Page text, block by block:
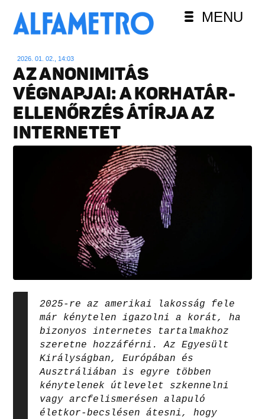
MENU
2026. 01. 02., 14:03
AZ ANONIMITÁS
VÉGNAPJAI: A KORHATÁR-
ELLENŐRZÉS ÁTÍRJA AZ
INTERNETET
2025-re az amerikai lakosság fele
már kénytelen igazolni a korát, ha
bizonyos internetes tartalmakhoz
szeretne hozzáférni. Az Egyesült
Királyságban, Európában és
Ausztráliában is egyre többen
kénytelenek útlevelet szkennelni
vagy arcfelismerésen alapuló
életkor-becslésen átesni, hogy